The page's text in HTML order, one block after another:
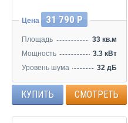
Цена 31 790 Р
Площадь
33 кв.м
Мощность
3.3 кВт
Уровень шума
32 дБ
КУПИТЬ СМОТРЕТЬ